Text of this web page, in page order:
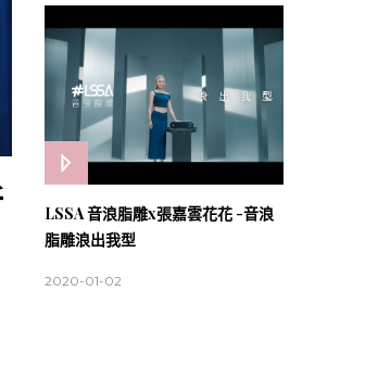
LSSA 音浪脂雕x張嘉雲花花 -音浪
脂雕浪出我型
2020-01-02